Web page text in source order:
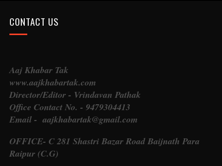
CONTACT US
Aaj Khabar Tak
www.aajkhabartak.com
Director/Editor - Vrindavan Pathak
Office Contact No. - 9479304413
Email - aajkhabartak@gmail.com
OFFICE- C 281 Shastri Bazar Road Baijnath Para
Raipur (C.G)